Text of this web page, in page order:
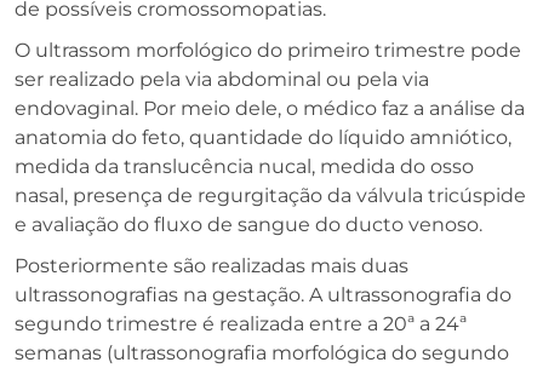
de possíveis cromossomopatias.
O ultrassom morfológico do primeiro trimestre pode
ser realizado pela via abdominal ou pela via
endovaginal. Por meio dele, o médico faz a análise da
anatomia do feto, quantidade do líquido amniótico,
medida da translucência nucal, medida do osso
nasal, presença de regurgitação da válvula tricúspide
e avaliação do fluxo de sangue do ducto venoso.
Posteriormente são realizadas mais duas
ultrassonografias na gestação. A ultrassonografia do
segundo trimestre é realizada entre a 20ª a 24ª
semanas (ultrassonografia morfológica do segundo